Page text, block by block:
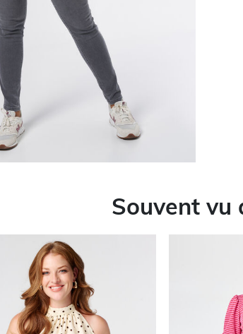
Souvent vu